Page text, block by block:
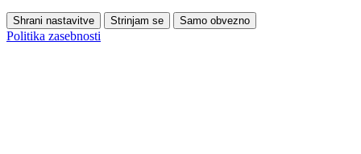
Shrani nastavitve Strinjam se Samo obvezno
Politika zasebnosti